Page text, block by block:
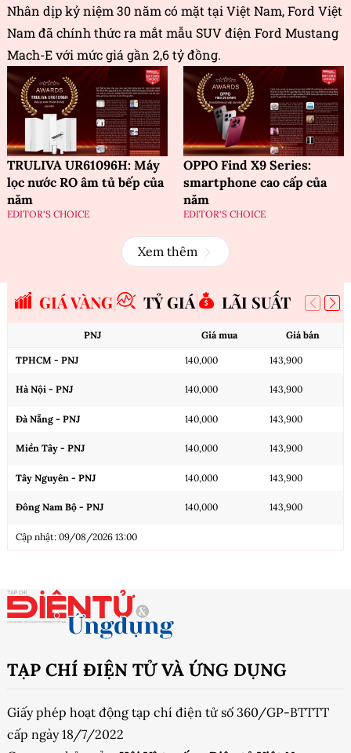
Nhân dịp kỷ niệm 30 năm có mặt tại Việt Nam, Ford Việt
Nam đã chính thức ra mắt mẫu SUV điện Ford Mustang
Mach-E với mức giá gần 2,6 tỷ đồng.
TRULIVA UR61096H: Máy
lọc nước RO âm tủ bếp của
năm
EDITOR'S CHOICE
OPPO Find X9 Series:
smartphone cao cấp của
năm
EDITOR'S CHOICE
Xem thêm
GIÁ VÀNG TỶ GIÁ LÃI SUẤT
PNJ Giá mua Giá bán
TPHCM - PNJ 140,000 143,900
Hà Nội - PNJ 140,000 143,900
Đà Nẵng - PNJ 140,000 143,900
Miền Tây - PNJ 140,000 143,900
Tây Nguyên - PNJ 140,000 143,900
Đông Nam Bộ - PNJ 140,000 143,900
Cập nhật: 09/08/2026 13:00
TẠP CHÍ ĐIỆN TỬ VÀ ỨNG DỤNG
Giấy phép hoạt động tạp chí điện tử số 360/GP-BTTTT
cấp ngày 18/7/2022